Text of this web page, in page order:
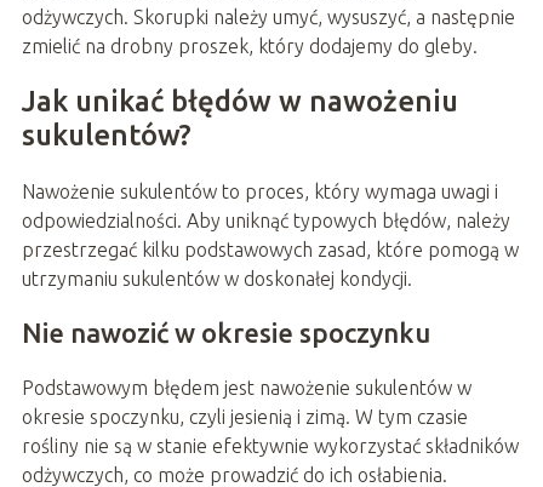
odżywczych. Skorupki należy umyć, wysuszyć, a następnie
zmielić na drobny proszek, który dodajemy do gleby.
Jak unikać błędów w nawożeniu
sukulentów?
Nawożenie sukulentów to proces, który wymaga uwagi i
odpowiedzialności. Aby uniknąć typowych błędów, należy
przestrzegać kilku podstawowych zasad, które pomogą w
utrzymaniu sukulentów w doskonałej kondycji.
Nie nawozić w okresie spoczynku
Podstawowym błędem jest nawożenie sukulentów w
okresie spoczynku, czyli jesienią i zimą. W tym czasie
rośliny nie są w stanie efektywnie wykorzystać składników
odżywczych, co może prowadzić do ich osłabienia.